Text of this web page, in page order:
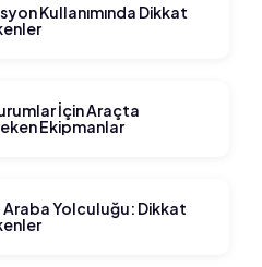
Kullanımında Dikkat
İçin Araçta
Ekipmanlar
Araba Yolculuğu: Dikkat